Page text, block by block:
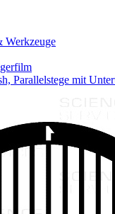
Werkzeuge
Parallelstege mit